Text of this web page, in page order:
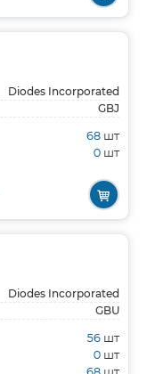
Diodes Incorporated
GBJ
68 шт
0 шт
Diodes Incorporated
GBU
56 шт
0 шт